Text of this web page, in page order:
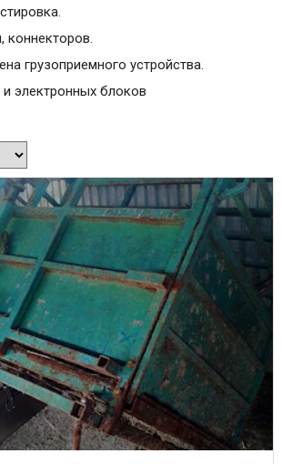
коннекторов.
грузоприемного устройства.
электронных блоков